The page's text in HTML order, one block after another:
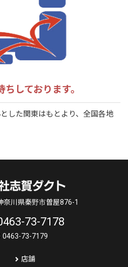
しております。
した関東はもとより、全国各地
奈川県秦野市曽屋876-1
73-7178
0463-73-7179
店舗